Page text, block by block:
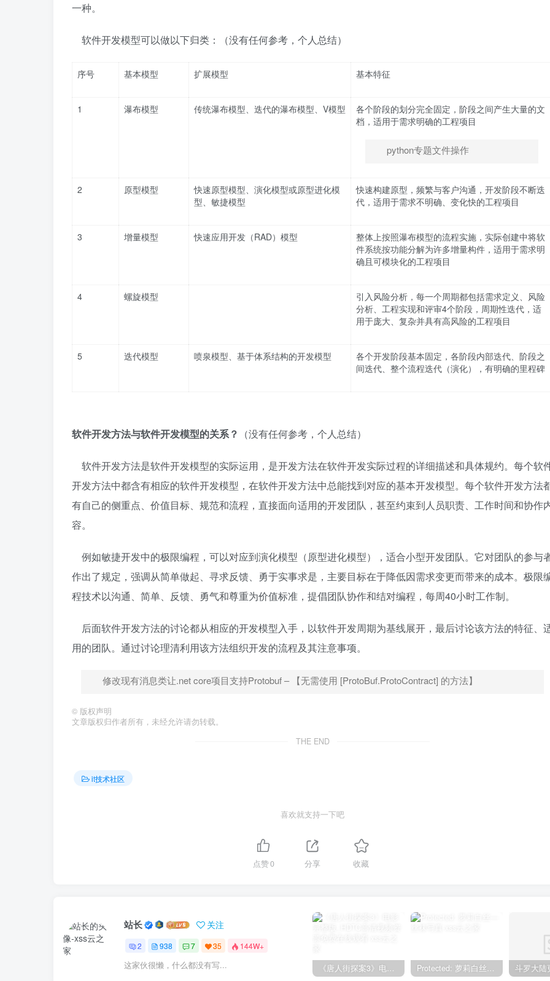
一种。
软件开发模型可以做以下归类：（没有任何参考，个人总结）
序号 基本模型 扩展模型 基本特征
1 瀑布模型 传统瀑布模型、迭代的瀑布模型、V模型
各个阶段的划分完全固定，阶段之间产生大量的文
档，适用于需求明确的工程项目
python专题文件操作
2 原型模型
快速原型模型、演化模型或原型进化模
型、敏捷模型
快速构建原型，频繁与客户沟通，开发阶段不断迭
代，适用于需求不明确、变化快的工程项目
3 增量模型 快速应用开发（RAD）模型
整体上按照瀑布模型的流程实施，实际创建中将软
件系统按功能分解为许多增量构件，适用于需求明
确且可模块化的工程项目
4 螺旋模型
引入风险分析，每一个周期都包括需求定义、风险
分析、工程实现和评审4个阶段，周期性迭代，适
用于庞大、复杂并具有高风险的工程项目
5 迭代模型 喷泉模型、基于体系结构的开发模型
各个开发阶段基本固定，各阶段内部迭代、阶段之
间迭代、整个流程迭代（演化），有明确的里程碑
软件开发方法与软件开发模型的关系？ （没有任何参考，个人总结）
软件开发方法是软件开发模型的实际运用，是开发方法在软件开发实际过程的详细描述和具体规约。每个软
开发方法中都含有相应的软件开发模型，在软件开发方法中总能找到对应的基本开发模型。每个软件开发方法
有自己的侧重点、价值目标、规范和流程，直接面向适用的开发团队，甚至约束到人员职责、工作时间和协作
容。
例如敏捷开发中的极限编程，可以对应到演化模型（原型进化模型），适合小型开发团队。它对团队的参与
作出了规定，强调从简单做起、寻求反馈、勇于实事求是，主要目标在于降低因需求变更而带来的成本。极限
程技术以沟通、简单、反馈、勇气和尊重为价值标准，提倡团队协作和结对编程，每周40小时工作制。
后面软件开发方法的讨论都从相应的开发模型入手，以软件开发周期为基线展开，最后讨论该方法的特征、
用的团队。通过讨论理清利用该方法组织开发的流程及其注意事项。
修改现有消息类让.net core项目支持Protobuf – 【无需使用 [ProtoBuf.ProtoContract] 的方法】
© 版权声明
文章版权归作者所有，未经允许请勿转载。
THE END
it技术社区
喜欢就支持一下吧
点赞0 分享 收藏
站长 关注
2 938 7 35 144W+
这家伙很懒，什么都没有写...